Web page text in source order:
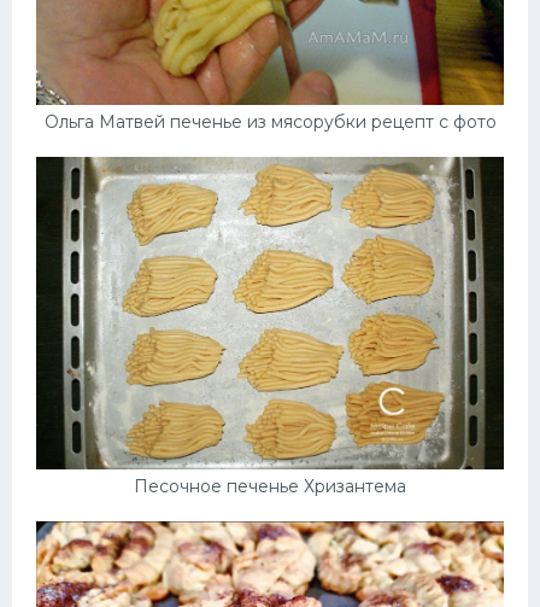
Ольга Матвей печенье из мясорубки рецепт с фото
Песочное печенье Хризантема